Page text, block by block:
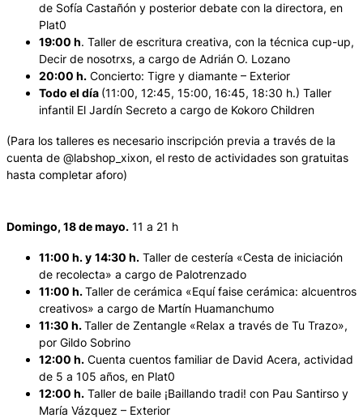
de Sofía Castañón y posterior debate con la directora, en
Plat0
19:00 h. Taller de escritura creativa, con la técnica cup-up,
Decir de nosotrxs, a cargo de Adrián O. Lozano
20:00 h. Concierto: Tigre y diamante – Exterior
Todo el día (11:00, 12:45, 15:00, 16:45, 18:30 h.) Taller
infantil El Jardín Secreto a cargo de Kokoro Children
(Para los talleres es necesario inscripción previa a través de la
cuenta de @labshop_xixon, el resto de actividades son gratuitas
hasta completar aforo)
Domingo, 18 de mayo. 11 a 21 h
11:00 h. y 14:30 h. Taller de cestería «Cesta de iniciación
de recolecta» a cargo de Palotrenzado
11:00 h.Taller de cerámica «Equí faise cerámica: alcuentros
creativos» a cargo de Martín Huamanchumo
11:30 h.Taller de Zentangle «Relax a través de Tu Trazo»,
por Gildo Sobrino
12:00 h. Cuenta cuentos familiar de David Acera, actividad
de 5 a 105 años, en Plat0
12:00 h. Taller de baile ¡Baillando tradi! con Pau Santirso y
María Vázquez – Exterior